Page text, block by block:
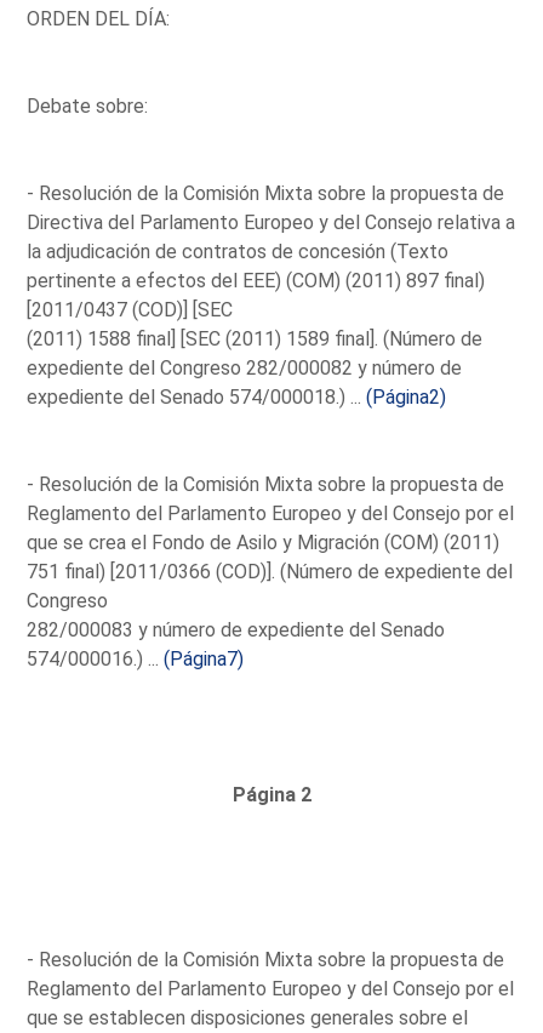
ORDEN DEL DÍA:
Debate sobre:
- Resolución de la Comisión Mixta sobre la propuesta de
Directiva del Parlamento Europeo y del Consejo relativa a
la adjudicación de contratos de concesión (Texto
pertinente a efectos del EEE) (COM) (2011) 897 final)
[2011/0437 (COD)] [SEC
(2011) 1588 final] [SEC (2011) 1589 final]. (Número de
expediente del Congreso 282/000082 y número de
expediente del Senado 574/000018.) ...(Página2)
- Resolución de la Comisión Mixta sobre la propuesta de
Reglamento del Parlamento Europeo y del Consejo por el
que se crea el Fondo de Asilo y Migración (COM) (2011)
751 final) [2011/0366 (COD)]. (Número de expediente del
Congreso
282/000083 y número de expediente del Senado
574/000016.) ...(Página7)
Página 2
- Resolución de la Comisión Mixta sobre la propuesta de
Reglamento del Parlamento Europeo y del Consejo por el
que se establecen disposiciones generales sobre el